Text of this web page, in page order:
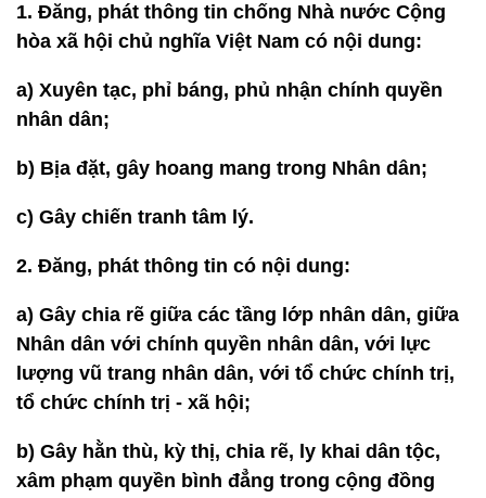
1. Đăng, phát thông tin chống Nhà nước Cộng
hòa xã hội chủ nghĩa Việt Nam có nội dung:
a) Xuyên tạc, phỉ báng, phủ nhận chính quyền
nhân dân;
b) Bịa đặt, gây hoang mang trong Nhân dân;
c) Gây chiến tranh tâm lý.
2. Đăng, phát thông tin có nội dung:
a) Gây chia rẽ giữa các tầng lớp nhân dân, giữa
Nhân dân với chính quyền nhân dân, với lực
lượng vũ trang nhân dân, với tổ chức chính trị,
tổ chức chính trị - xã hội;
b) Gây hằn thù, kỳ thị, chia rẽ, ly khai dân tộc,
xâm phạm quyền bình đẳng trong cộng đồng